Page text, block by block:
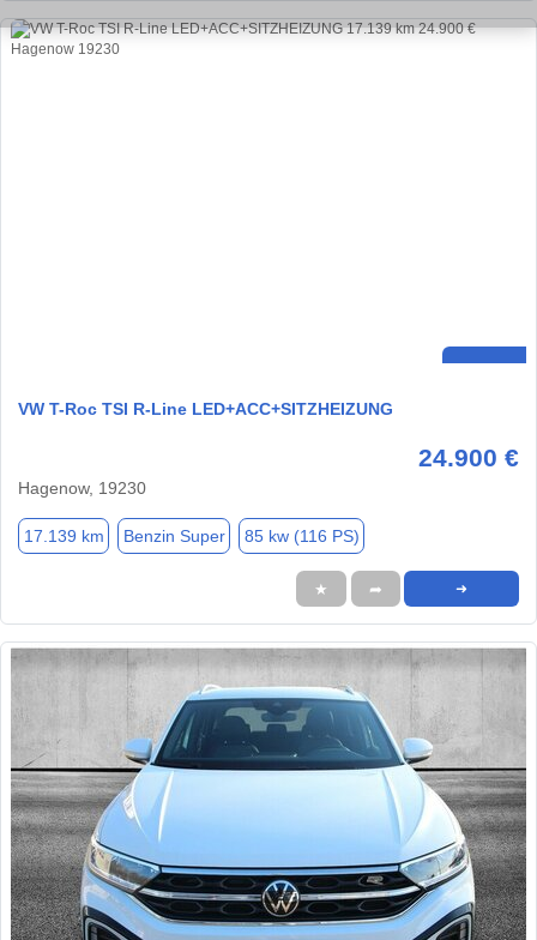
VW T-Roc TSI R-Line LED+ACC+SITZHEIZUNG
24.900 €
Hagenow, 19230
17.139 km Benzin Super 85 kw (116 PS)
★ ➦ ➜